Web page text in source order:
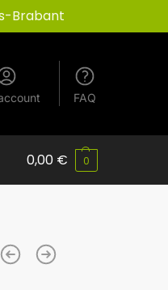
Brabant
FAQ
0,00 € 0